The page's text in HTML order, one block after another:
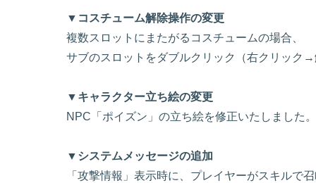
▼コスチューム解除操作の変更
複数スロットにまたがるコスチュームの場合、
サブのスロットをダブルクリック（右クリック
▼キャラクター立ち絵の変更
NPC「ポイズン」の立ち絵を修正いたしました。
▼システムメッセージの追加
「攻撃情報」表示時に、プレイヤーがスキルで